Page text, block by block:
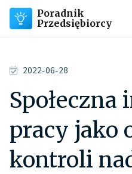
Poradnik
Przedsiębiorcy
2022-06-28
Społeczna
pracy jako
kontroli